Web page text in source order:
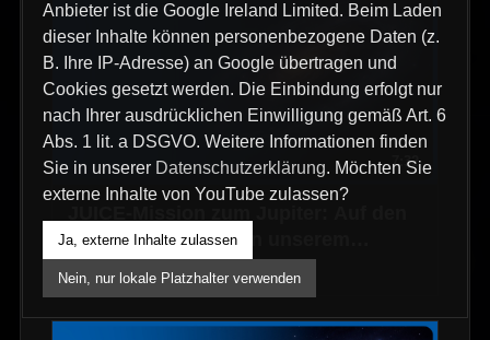
7:32
Spuren von Leben in unserem
Sonnensystem
09.04.2023
Anbieter ist die Google Ireland Limited. Beim Laden
dieser Inhalte können personenbezogene Daten (z.
B. Ihre IP-Adresse) an Google übertragen und
Cookies gesetzt werden. Die Einbindung erfolgt nur
nach Ihrer ausdrücklichen Einwilligung gemäß Art. 6
Abs. 1 lit. a DSGVO. Weitere Informationen finden
Sie in unserer Datenschutzerklärung. Möchten Sie
externe Inhalte von YouTube zulassen?
Ja, externe Inhalte zulassen
Nein, nur lokale Platzhalter verwenden